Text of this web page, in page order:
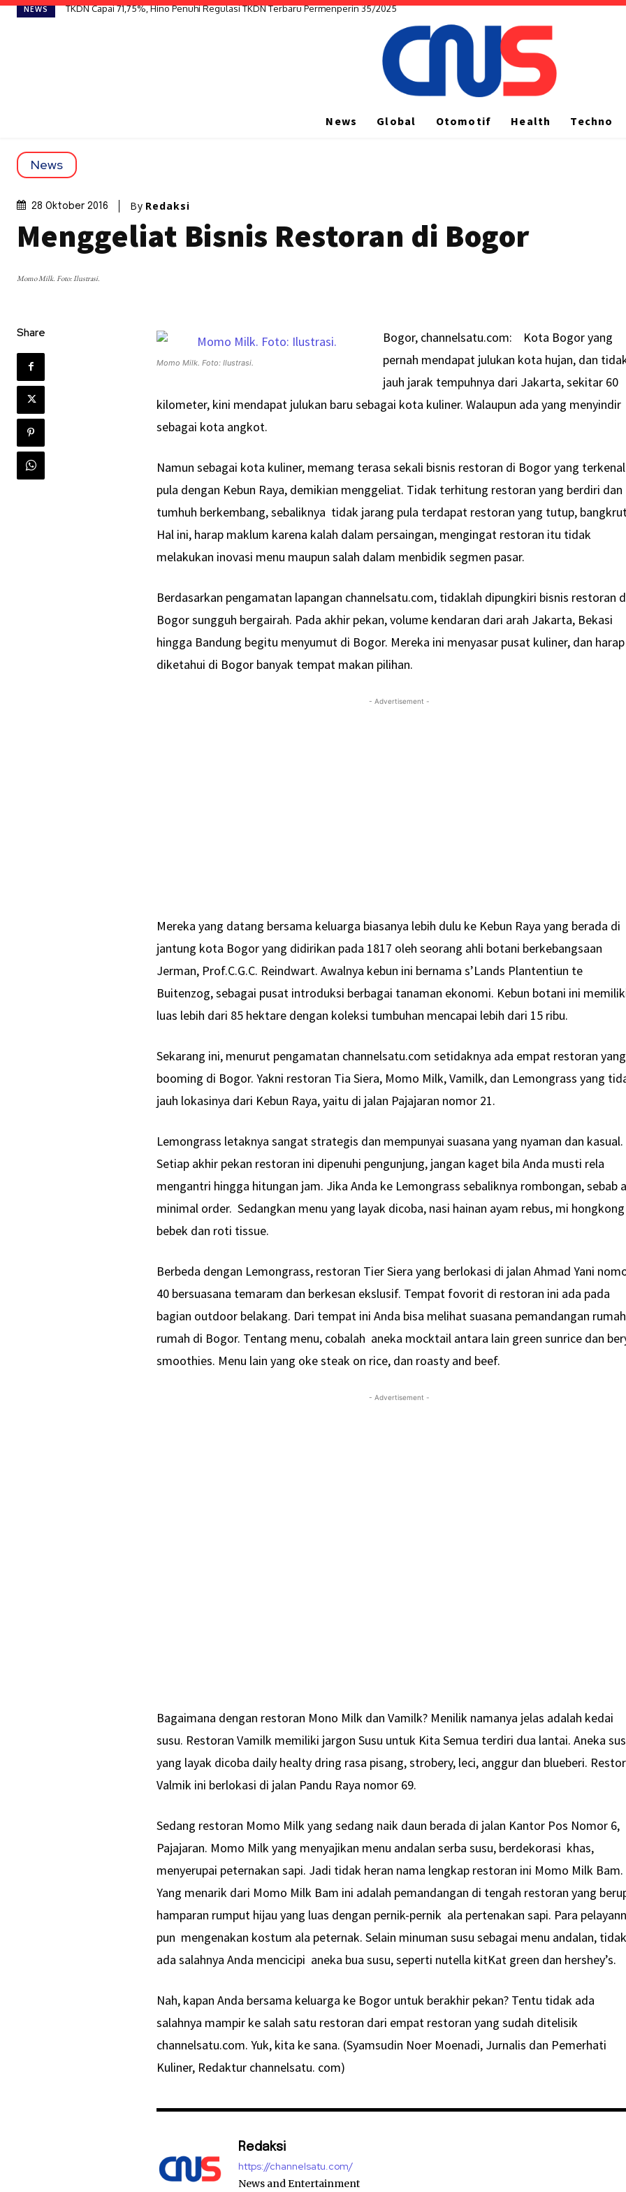
NEWS TKDN Capai 71,75%, Hino Penuhi Regulasi TKDN Terbaru Permenperin 35/2025
News Global Otomotif Health Techno
News
28 Oktober 2016 By Redaksi
Menggeliat Bisnis Restoran di Bogor
Momo Milk. Foto: Ilustrasi.
Share
Momo Milk. Foto: Ilustrasi.
Bogor, channelsatu.com: Kota Bogor yang
pernah mendapat julukan kota hujan, dan
jauh jarak tempuhnya dari Jakarta, sekitar 60
kilometer, kini mendapat julukan baru sebagai kota kuliner. Walaupun ada yang menyindir
sebagai kota angkot.
Namun sebagai kota kuliner, memang terasa sekali bisnis restoran di Bogor yang terkenal
pula dengan Kebun Raya, demikian menggeliat. Tidak terhitung restoran yang berdiri dan
tumhuh berkembang, sebaliknya tidak jarang pula terdapat restoran yang tutup,
Hal ini, harap maklum karena kalah dalam persaingan, mengingat restoran itu tidak
melakukan inovasi menu maupun salah dalam menbidik segmen pasar.
Berdasarkan pengamatan lapangan channelsatu.com, tidaklah dipungkiri bisnis restoran
Bogor sungguh bergairah. Pada akhir pekan, volume kendaran dari arah Jakarta, Bekasi
hingga Bandung begitu menyumut di Bogor. Mereka ini menyasar pusat kuliner, dan harap
diketahui di Bogor banyak tempat makan pilihan.
- Advertisement -
Mereka yang datang bersama keluarga biasanya lebih dulu ke Kebun Raya yang berada di
jantung kota Bogor yang didirikan pada 1817 oleh seorang ahli botani berkebangsaan
Jerman, Prof.C.G.C. Reindwart. Awalnya kebun ini bernama s’Lands Plantentiun te
Buitenzog, sebagai pusat introduksi berbagai tanaman ekonomi. Kebun botani ini
luas lebih dari 85 hektare dengan koleksi tumbuhan mencapai lebih dari 15 ribu.
Sekarang ini, menurut pengamatan channelsatu.com setidaknya ada empat restoran yang
booming di Bogor. Yakni restoran Tia Siera, Momo Milk, Vamilk, dan Lemongrass yang
jauh lokasinya dari Kebun Raya, yaitu di jalan Pajajaran nomor 21.
Lemongrass letaknya sangat strategis dan mempunyai suasana yang nyaman dan kasual.
Setiap akhir pekan restoran ini dipenuhi pengunjung, jangan kaget bila Anda musti rela
mengantri hingga hitungan jam. Jika Anda ke Lemongrass sebaliknya rombongan, sebab
minimal order. Sedangkan menu yang layak dicoba, nasi hainan ayam rebus, mi hongkong
bebek dan roti tissue.
Berbeda dengan Lemongrass, restoran Tier Siera yang berlokasi di jalan Ahmad Yani
40 bersuasana temaram dan berkesan ekslusif. Tempat fovorit di restoran ini ada pada
bagian outdoor belakang. Dari tempat ini Anda bisa melihat suasana pemandangan
rumah di Bogor. Tentang menu, cobalah aneka mocktail antara lain green sunrice dan
smoothies. Menu lain yang oke steak on rice, dan roasty and beef.
- Advertisement -
Bagaimana dengan restoran Mono Milk dan Vamilk? Menilik namanya jelas adalah kedai
susu. Restoran Vamilk memiliki jargon Susu untuk Kita Semua terdiri dua lantai. Aneka
yang layak dicoba daily healty dring rasa pisang, strobery, leci, anggur dan blueberi.
Valmik ini berlokasi di jalan Pandu Raya nomor 69.
Sedang restoran Momo Milk yang sedang naik daun berada di jalan Kantor Pos Nomor 6,
Pajajaran. Momo Milk yang menyajikan menu andalan serba susu, berdekorasi khas,
menyerupai peternakan sapi. Jadi tidak heran nama lengkap restoran ini Momo Milk Bam.
Yang menarik dari Momo Milk Bam ini adalah pemandangan di tengah restoran yang
hamparan rumput hijau yang luas dengan pernik-pernik ala pertenakan sapi. Para
pun mengenakan kostum ala peternak. Selain minuman susu sebagai menu andalan, tidak
ada salahnya Anda mencicipi aneka bua susu, seperti nutella kitKat green dan hershey’s.
Nah, kapan Anda bersama keluarga ke Bogor untuk berakhir pekan? Tentu tidak ada
salahnya mampir ke salah satu restoran dari empat restoran yang sudah ditelisik
channelsatu.com. Yuk, kita ke sana. (Syamsudin Noer Moenadi, Jurnalis dan Pemerhati
Kuliner, Redaktur channelsatu. com)
Redaksi
https://channelsatu.com/
News and Entertainment